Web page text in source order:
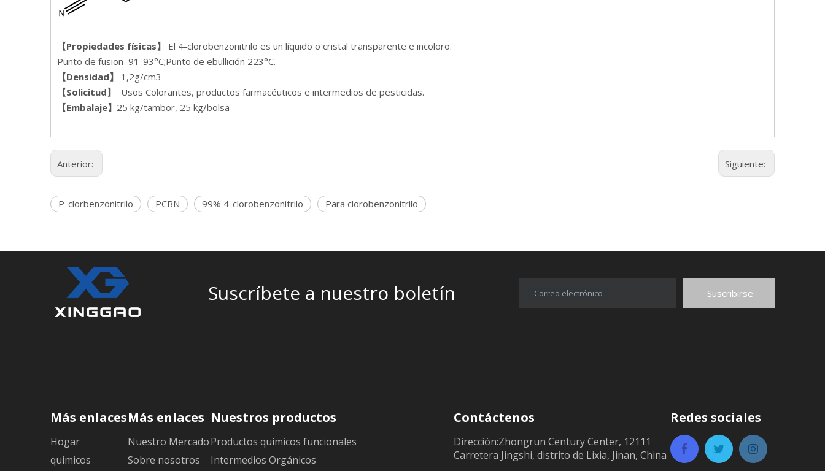
【Propiedades físicas】 El 4-clorobenzonitrilo es un líquido o cristal transparente e incoloro.
Punto de fusion 91-93°C;Punto de ebullición 223°C.
【Densidad】
1,2g/cm3
【Solicitud】
Usos Colorantes, productos farmacéuticos e intermedios de pesticidas.
【Embalaje】 25 kg/tambor, 25 kg/bolsa
Anterior: Siguiente:
P-clorbenzonitrilo PCBN 99% 4-clorobenzonitrilo Para clorobenzonitrilo
Suscríbete a nuestro boletín Correo electrónico Suscribirse
Más enlaces
Hogar
quimicos
Más enlaces
Nuestro Mercado
Sobre nosotros
Nuestros productos
Productos químicos funcionales
Intermedios Orgánicos
Contáctenos
Dirección:Zhongrun Century Center, 12111
Carretera Jingshi, distrito de Lixia, Jinan, China
Redes sociales